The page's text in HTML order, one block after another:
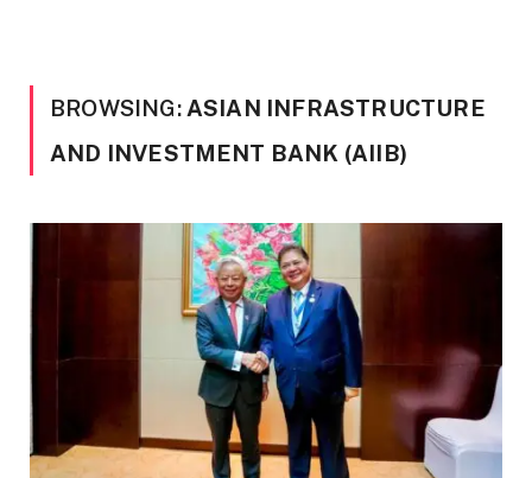
BROWSING: ASIAN INFRASTRUCTURE
AND INVESTMENT BANK (AIIB)